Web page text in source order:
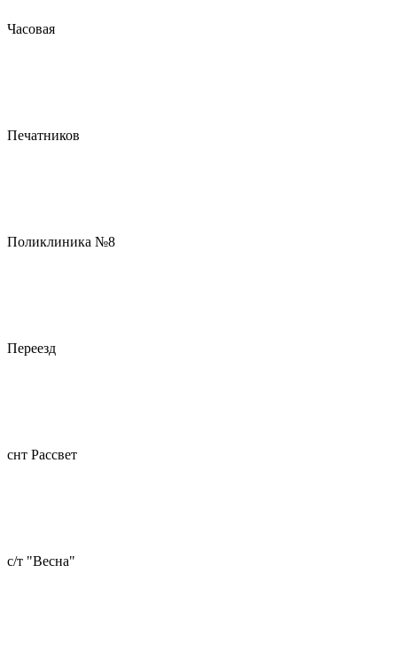
Часовая
Печатников
Поликлиника №8
Переезд
снт Рассвет
с/т "Весна"